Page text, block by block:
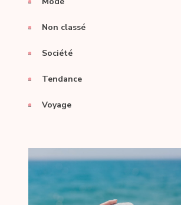
Non classé
Société
Tendance
Voyage